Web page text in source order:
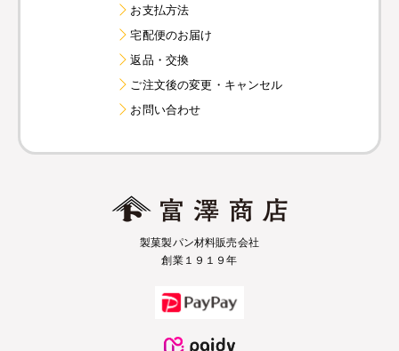
お支払方法
宅配便のお届け
返品・交換
ご注文後の変更・キャンセル
お問い合わせ
製菓製パン材料販売会社
創業１９１９年